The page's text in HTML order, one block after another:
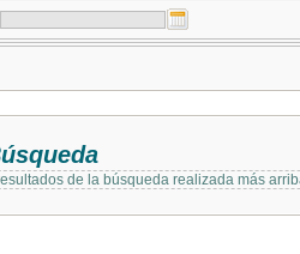
de la búsqueda realizada más